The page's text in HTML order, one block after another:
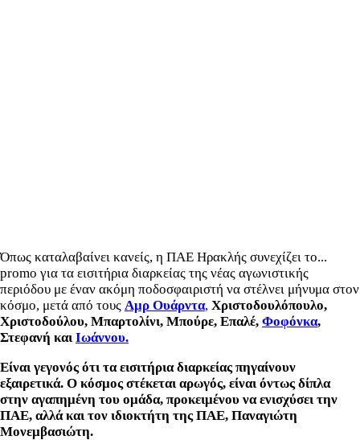
Όπως καταλαβαίνει κανείς, η ΠΑΕ Ηρακλής συνεχίζει το...
promo για τα εισιτήρια διαρκείας της νέας αγωνιστικής
περιόδου με έναν ακόμη ποδοσφαιριστή να στέλνει μήνυμα στον
κόσμο, μετά από τους Αμρ Ουάρντα, Χριστοδουλόπουλο,
Χριστοδούλου, Μπαρτολίνι, Μπούρε, Επαλέ, Φοφόνκα,
Στεφανή καιΙωάννου.
Είναι γεγονός ότι τα εισιτήρια διαρκείας πηγαίνουν
εξαιρετικά. Ο κόσμος στέκεται αρωγός, είναι όντως δίπλα
στην αγαπημένη του ομάδα, προκειμένου να ενισχύσει την
ΠΑΕ, αλλά και τον ιδιοκτήτη της ΠΑΕ, Παναγιώτη
Μονεμβασιώτη.